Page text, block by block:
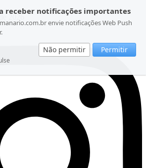
receber notificações importantes
envie notificações Web Push
Não permitir Permitir
2026